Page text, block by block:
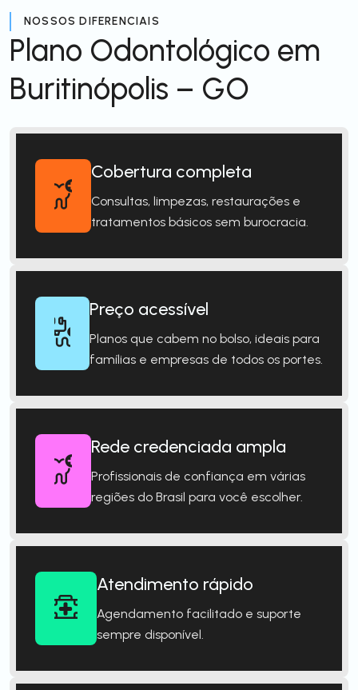
NOSSOS DIFERENCIAIS
Plano Odontológico em
Buritinópolis – GO
Cobertura completa
Consultas, limpezas, restaurações e
tratamentos básicos sem burocracia.
Preço acessível
Planos que cabem no bolso, ideais para
famílias e empresas de todos os portes.
Rede credenciada ampla
Profissionais de confiança em várias
regiões do Brasil para você escolher.
Atendimento rápido
Agendamento facilitado e suporte
sempre disponível.